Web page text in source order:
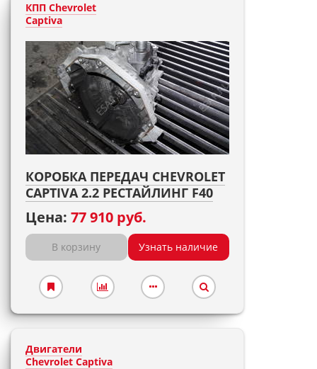
КПП Chevrolet
Captiva
КОРОБКА ПЕРЕДАЧ CHEVROLET
CAPTIVA 2.2 РЕСТАЙЛИНГ F40
Цена: 77 910 руб.
В корзину Узнать наличие
Двигатели
Chevrolet Captiva